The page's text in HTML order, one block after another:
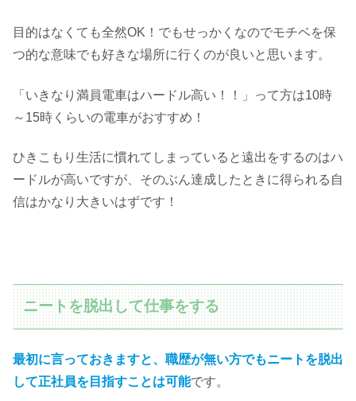
目的はなくても全然OK！でもせっかくなのでモチベを保
つ的な意味でも好きな場所に行くのが良いと思います。
「いきなり満員電車はハードル高い！！」って方は10時
～15時くらいの電車がおすすめ！
ひきこもり生活に慣れてしまっていると遠出をするのはハ
ードルが高いですが、そのぶん達成したときに得られる自
信はかなり大きいはずです！
ニートを脱出して仕事をする
最初に言っておきますと、職歴が無い方でもニートを脱出
して正社員を目指すことは可能です。